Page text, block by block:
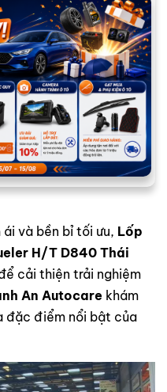
và bền bỉ tối ưu, Lốp
H/T D840 Thái
cải thiện trải nghiệm
An Autocare khám
đặc điểm nổi bật của